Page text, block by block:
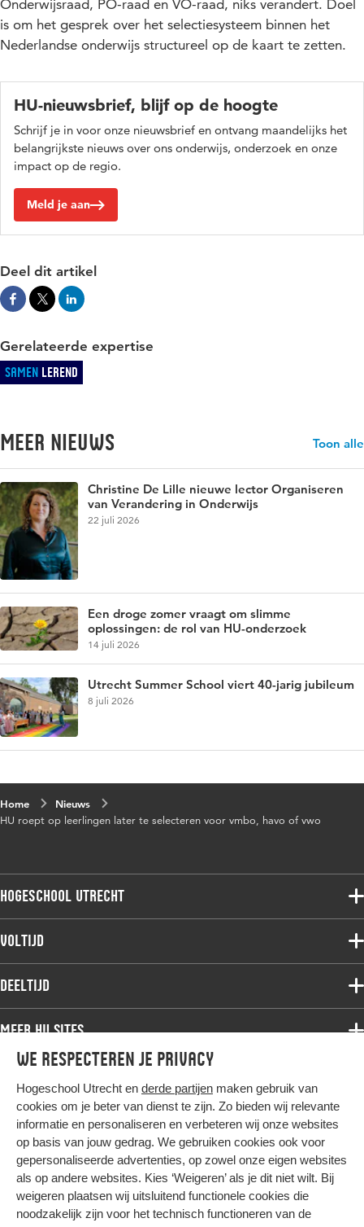
We respecteren je privacy
Hogeschool Utrecht en derde partijen maken gebruik van
cookies om je beter van dienst te zijn. Zo bieden wij relevante
informatie en personaliseren en verbeteren wij onze websites
op basis van jouw gedrag. We gebruiken cookies ook voor
gepersonaliseerde advertenties, op zowel onze eigen websites
als op andere websites. Kies ‘Weigeren’ als je dit niet wilt. Bij
weigeren plaatsen wij uitsluitend functionele cookies die
noodzakelijk zijn voor het technisch functioneren van de
Onderwijsraad, PO-raad en VO-raad, niks verandert. Doel
is om het gesprek over het selectiesysteem binnen het
Nederlandse onderwijs structureel op de kaart te zetten.
HU-nieuwsbrief, blijf op de hoogte
Schrijf je in voor onze nieuwsbrief en ontvang maandelijks het
belangrijkste nieuws over ons onderwijs, onderzoek en onze
impact op de regio.
Meld je aan
Deel dit artikel
Gerelateerde expertise
Samen Lerend
Meer nieuws Toon alle
Christine De Lille nieuwe lector Organiseren
van Verandering in Onderwijs
22 juli 2026
Een droge zomer vraagt om slimme
oplossingen: de rol van HU-onderzoek
14 juli 2026
Utrecht Summer School viert 40-jarig jubileum
8 juli 2026
Home
Nieuws
HU roept op leerlingen later te selecteren voor vmbo, havo of vwo
Hogeschool Utrecht
Voltijdopleidingen
Onderzoek
Werken bij de HU
Contact
Voltijd
Associate degree
Master
Studiekeuze voltijd
Deeltijd
Associate degree
Bachelor
Master
Post-master
Studiekeuze deeltijd
Meer HU sites
HU International
HU Bibliotheek
HU Ontwikkelt
Duurzame HU
Intranet
Trajectum
Hier komt alles samen
Colofon
Privacy